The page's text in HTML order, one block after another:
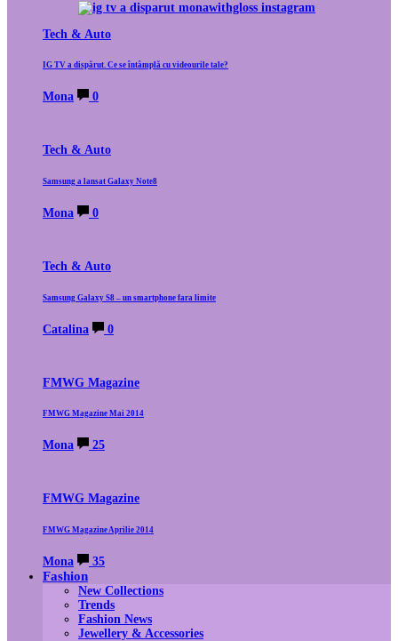
Tech & Auto
IG TV a dispărut. Ce se întâmplă cu videourile tale?
Mona 0
Tech & Auto
Samsung a lansat Galaxy Note8
Mona 0
Tech & Auto
Samsung Galaxy S8 – un smartphone fara limite
Catalina 0
FMWG Magazine
FMWG Magazine Mai 2014
Mona 25
FMWG Magazine
FMWG Magazine Aprilie 2014
Mona 35
Fashion
New Collections
Trends
Fashion News
Jewellery & Accessories